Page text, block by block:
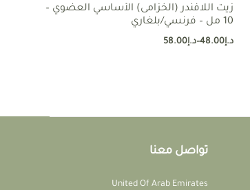
زيت اللافندر (الخزامى) الأساسي العضوي –
10 مل – فرنسي/بلغاري
د.إ48.00
–د.إ58.00
تواصل معنا
United Of Arab Emirates